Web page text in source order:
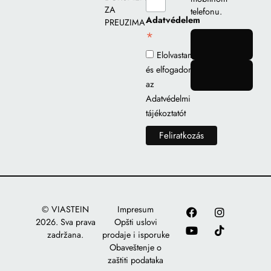
ZA
PREUZIMANJEAdatvédelem
*
Elolvastam
és elfogadom
az
Adatvédelmi
tájékoztatót
telefonu.
© VIASTEIN
2026. Sva prava
zadržana.
Impresum
Opšti uslovi
prodaje i isporuke
Obaveštenje o
zaštiti podataka